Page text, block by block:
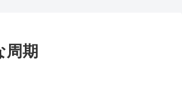
周期